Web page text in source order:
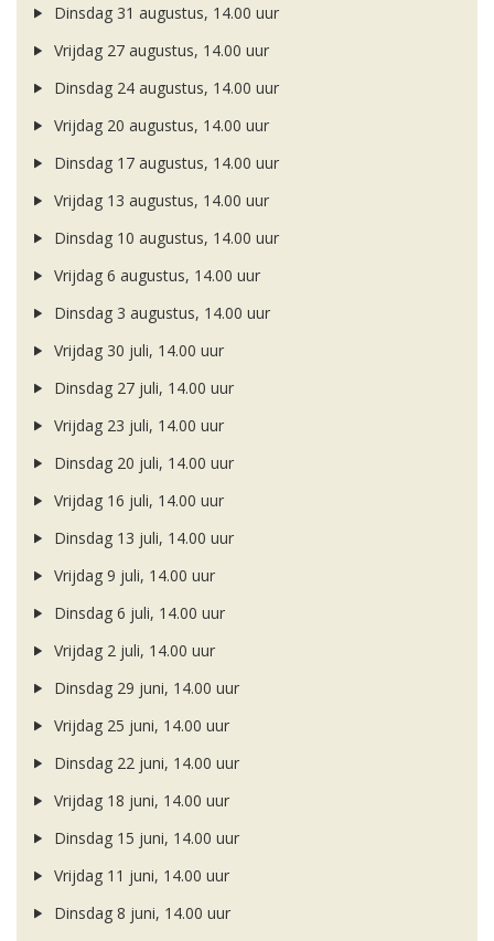
Dinsdag 31 augustus, 14.00 uur
Vrijdag 27 augustus, 14.00 uur
Dinsdag 24 augustus, 14.00 uur
Vrijdag 20 augustus, 14.00 uur
Dinsdag 17 augustus, 14.00 uur
Vrijdag 13 augustus, 14.00 uur
Dinsdag 10 augustus, 14.00 uur
Vrijdag 6 augustus, 14.00 uur
Dinsdag 3 augustus, 14.00 uur
Vrijdag 30 juli, 14.00 uur
Dinsdag 27 juli, 14.00 uur
Vrijdag 23 juli, 14.00 uur
Dinsdag 20 juli, 14.00 uur
Vrijdag 16 juli, 14.00 uur
Dinsdag 13 juli, 14.00 uur
Vrijdag 9 juli, 14.00 uur
Dinsdag 6 juli, 14.00 uur
Vrijdag 2 juli, 14.00 uur
Dinsdag 29 juni, 14.00 uur
Vrijdag 25 juni, 14.00 uur
Dinsdag 22 juni, 14.00 uur
Vrijdag 18 juni, 14.00 uur
Dinsdag 15 juni, 14.00 uur
Vrijdag 11 juni, 14.00 uur
Dinsdag 8 juni, 14.00 uur